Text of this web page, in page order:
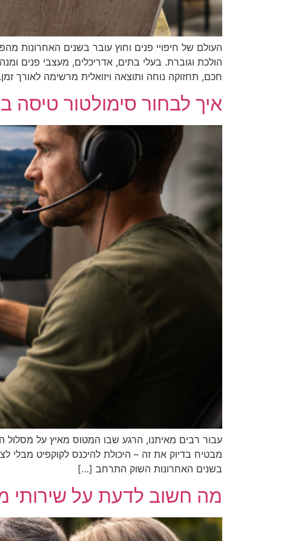
העולם של חיפויי פנים וחוץ עובר בשנים האחרונות
הולכת וגוברת. בעלי בתים, אדריכלים, מעצבי פנים
חכם, תחזוקה נוחה ותוצאה ויזואלית מרשימה לאורך
איך לבחור סימולטור טיסה
עבור רבים מאיתנו, הרגע שבו המטוס מאיץ על
מבטיח בדיוק את זה – היכולת להיכנס לקוקפיט מבלי
בשנים האחרונות השוק התרחב […]
מה חשוב לדעת על שירותי